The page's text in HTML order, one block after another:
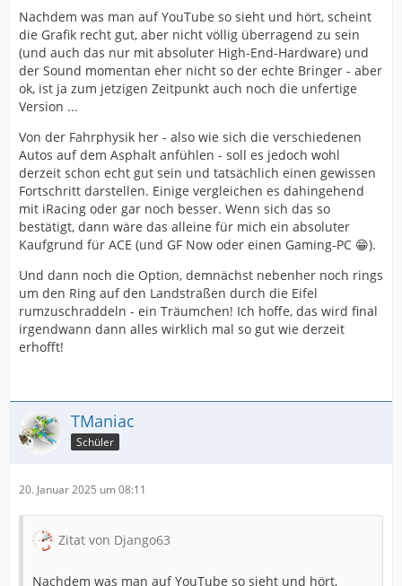
- Bei einem Abo-Modell zahlst du für Hardware...besitzt
sie aber halt nie.
- wenn man sehr genau hinschaut kann man bei
langsamen Spielen mit sehr vielen Details vereinzelt
Qualitätseinbußen ausmachen.
- 120fps max. Beim teuersten Abo. Bei premium sogar
nur 60. Wer da mehr will braucht nach wie vor
zwingend eigene starke Hardware.
Nein. Die Grafikkarte deines Hardware-rechners ist
nicht sehr wichtig.
GF-Now läuft sogar auf meinem Handy.
Sobald dein Laptop ein 4K Video 60fps auf Youtube
problemlos abspielen kann, sollte auch GF Now laufen.
einzelner Monat. Auf diesem laptop-Bildschirm würd
ich es allerdings nicht spielen. Das wäre schade um den
Datenverkehr
Sneida bezog sich mit der eGPU auf eine ganz andere
Alternative. Nämlich ohne GF-Now einen Laptop mit
guter CPU aber schwacher Grafik Gaming-tauglich zu
Nachdem was man auf YouTube so sieht und hört, scheint
die Grafik recht gut, aber nicht völlig überragend zu sein
(und auch das nur mit absoluter High-End-Hardware) und
der Sound momentan eher nicht so der echte Bringer - aber
ok, ist ja zum jetzigen Zeitpunkt auch noch die unfertige
Version ...
Von der Fahrphysik her - also wie sich die verschiedenen
Autos auf dem Asphalt anfühlen - soll es jedoch wohl
derzeit schon echt gut sein und tatsächlich einen gewissen
Fortschritt darstellen. Einige vergleichen es dahingehend
mit iRacing oder gar noch besser. Wenn sich das so
bestätigt, dann wäre das alleine für mich ein absoluter
Kaufgrund für ACE (und GF Now oder einen Gaming-PC 😁).
Und dann noch die Option, demnächst nebenher noch rings
um den Ring auf den Landstraßen durch die Eifel
rumzuschraddeln - ein Träumchen! Ich hoffe, das wird final
irgendwann dann alles wirklich mal so gut wie derzeit
erhofft!
TManiac
Schüler
20. Januar 2025 um 08:11
Zitat von Django63
Nachdem was man auf YouTube so sieht und hört,